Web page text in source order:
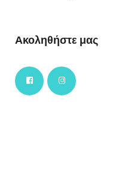
Ακοληθήστε μας